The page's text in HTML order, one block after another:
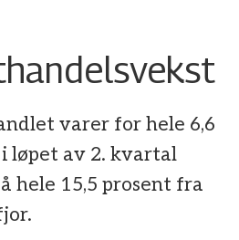
varer for hele 6,6
løpet av 2. kvartal
hele 15,5 prosent fra